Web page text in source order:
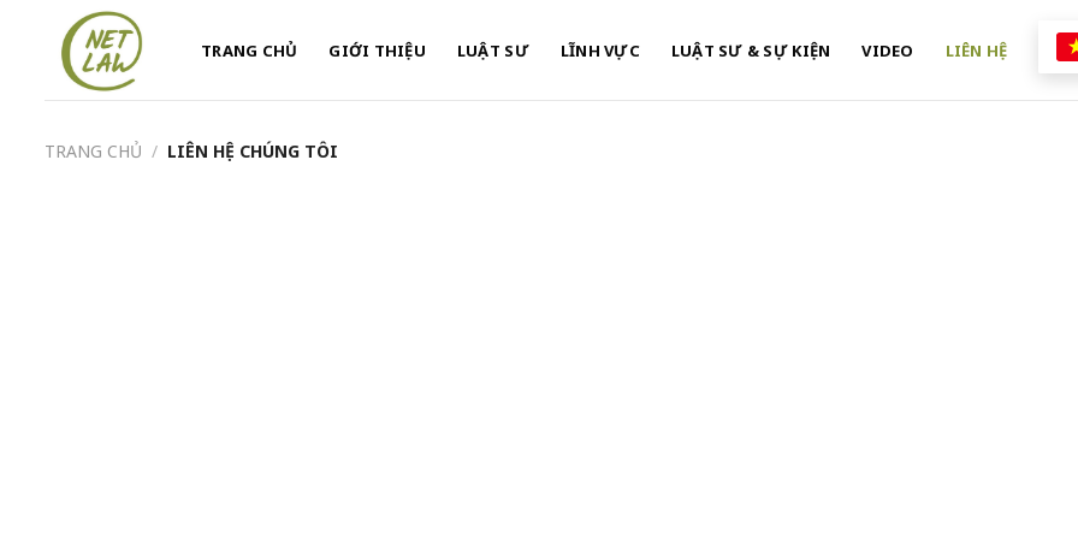
TRANG CHỦ GIỚI THIỆU LUẬT SƯ LĨNH VỰC LUẬT SƯ & SỰ KIỆN VIDEO LIÊN HỆ
TRANG CHỦ / LIÊN HỆ CHÚNG TÔI